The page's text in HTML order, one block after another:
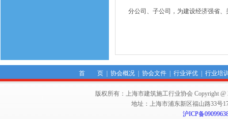
分公司、子公司，为建设经济强省
首 页| 协会概况| 协会文件| 行业评优| 行业培
版权所有：上海市建筑施工行业协会 Copyright @
地址：上海市浦东新区福山路33号
沪ICP备